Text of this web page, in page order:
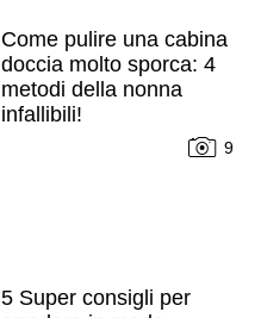
Come pulire una cabina
doccia molto sporca: 4
metodi della nonna
infallibili!
9
5 Super consigli per